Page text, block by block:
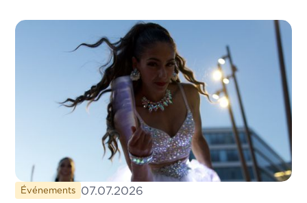
Événements 07.07.2026